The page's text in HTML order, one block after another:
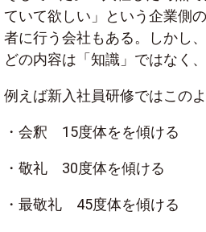
ていて欲しい」という企業側
者に行う会社もある。しかし
どの内容は「知識」ではなく
例えば新入社員研修ではこの
・会釈 15度体をを傾ける
・敬礼 30度体を傾ける
・最敬礼 45度体を傾ける